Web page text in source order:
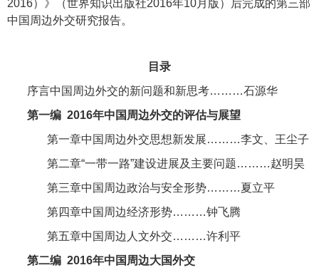
2016）》（世界知识出版社2016年10月版）后完成的第三部
中国周边外交研究报告。
目录
序言中国周边外交的新问题和新思考………石源华
第一编 2016年中国周边外交的评估与展望
第一章中国周边外交思想新发展………李文、王尘子
第二章“一带一路”建设进展及主要问题………赵明昊
第三章中国周边政治与安全形势………夏立平
第四章中国周边经济形势………钟飞腾
第五章中国周边人文外交………许利平
第二编 2016年中国周边大国外交